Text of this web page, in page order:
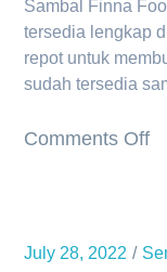
Sambal Finna
tersedia lengkap
repot untuk
sudah tersedia
Comments Offon
July 28, 2022